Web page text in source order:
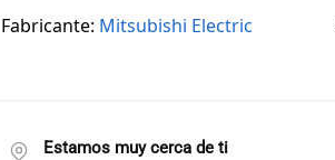
Fabricante: Mitsubishi Electric
Estamos muy cerca de ti